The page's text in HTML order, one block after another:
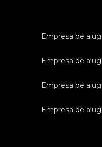
empresa de
empresa de
empresa de
empresa de